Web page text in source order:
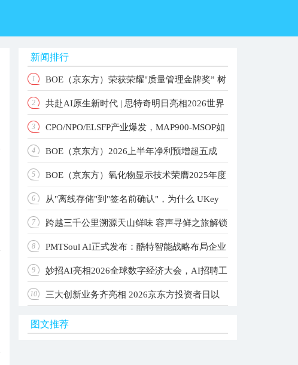
新闻排行
1 BOE（京东方）荣获荣耀"质量管理金牌奖” 树
立品质共赢产业新标杆
2 共赴AI原生新时代 | 思特奇明日亮相2026世界
人工智能大会！
3 CPO/NPO/ELSFP产业爆发，MAP900-MSOP如
何重构高速光测标准？
4 BOE（京东方）2026上半年净利预增超五成
主业根基稳固增长动能强劲
5 BOE（京东方）氧化物显示技术荣膺2025年度
国家科学技术进步奖 以创新驱动引领显示技术新纪
元
6 从"离线存储"到"签名前确认"，为什么 UKey
更值得关注？
7 跨越三千公里溯源天山鲜味 容声寻鲜之旅解锁
大冰象深冷锁鲜实力
8 PMTSoul AI正式发布：酷特智能战略布局企业
级Agent OS，让每家公司拥有自己的AI团队
9 妙招AI亮相2026全球数字经济大会，AI招聘工
作台入选国家级典型案例
10 三大创新业务齐亮相 2026京东方投资者日以
图文推荐